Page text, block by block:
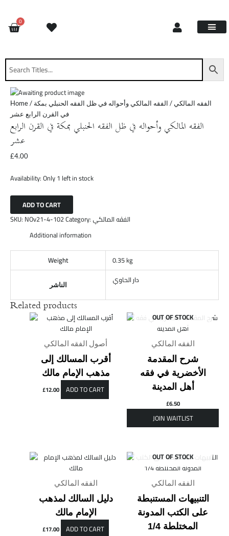
content0
CART
Home/ الفقه المالكي/ الفقه المالكي وأحواله في ظل الفقه الحنبلي بمكة
في القرن الرابع عشر
الفقه المالكي وأحواله في ظل الفقه الحنبلي بمكة في القرن الرابع
عشر
£4.00
Availability:Only 1 left in stock
المالكي
وأحواله
الفقه
الحنبلي
بمكة
في
القرن
الرابع
عشر
quantity
ADD TO CART
SKU: NOv21-4-102Category: الفقه المالكي
Additional information
Weight
0.35 kg
الناشر
دار الحاوي
Related products
أصول الفقه المالكي
أقرب المسالك إلى
مذهب الإمام مالك
£12.00 ADD TO CART
OUT OF STOCK
الفقه المالكي
شرح المقدمة
الأخضرية في فقه
أهل المدينة
£6.50
الفقه المالكي
دليل السالك لمذهب
الإمام مالك
£17.00 ADD TO CART
OUT OF STOCK
الفقه المالكي
التنبيهات المستنبطة
على الكتب المدونة
المختلطة 1/4